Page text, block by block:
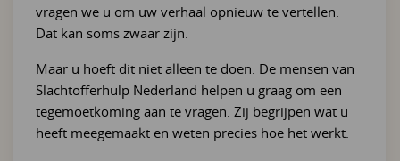
vragen we u om uw verhaal opnieuw te vertellen.
Dat kan soms zwaar zijn.
Maar u hoeft dit niet alleen te doen. De mensen van
Slachtofferhulp Nederland helpen u graag om een
tegemoetkoming aan te vragen. Zij begrijpen wat u
heeft meegemaakt en weten precies hoe het werkt.